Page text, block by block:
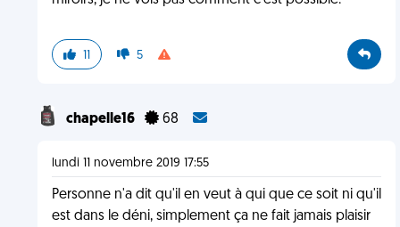
11 5
chapelle16 68
lundi 11 novembre 2019 17:55
Personne n'a dit qu'il en veut à qui que ce soit ni qu'il
est dans le déni, simplement ça ne fait jamais plaisir